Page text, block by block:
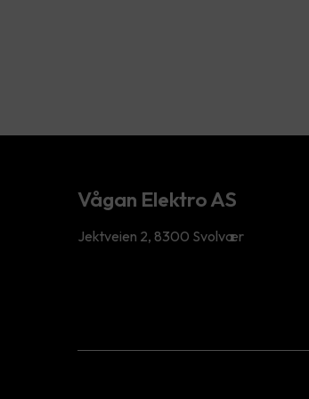
Vågan Elektro AS
Jektveien 2, 8300 Svolvær